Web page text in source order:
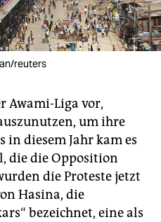
reuters
Awami-Liga vor,
um ihre
in diesem Jahr kam es
die die Opposition
die Proteste jetzt
Hasina, die
bezeichnet, eine als